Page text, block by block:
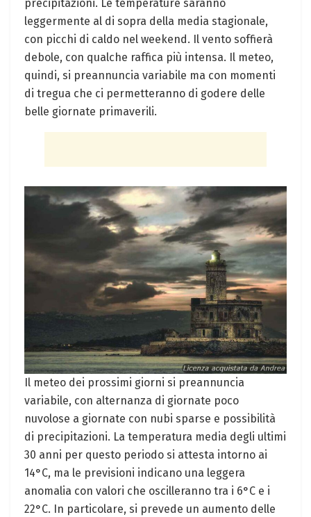
precipitazioni. Le temperature saranno
leggermente al di sopra della media stagionale,
con picchi di caldo nel weekend. Il vento soffierà
debole, con qualche raffica più intensa. Il meteo,
quindi, si preannuncia variabile ma con momenti
di tregua che ci permetteranno di godere delle
belle giornate primaverili.
Il meteo dei prossimi giorni si preannuncia
variabile, con alternanza di giornate poco
nuvolose a giornate con nubi sparse e possibilità
di precipitazioni. La temperatura media degli ultimi
30 anni per questo periodo si attesta intorno ai
14°C, ma le previsioni indicano una leggera
anomalia con valori che oscilleranno tra i 6°C e i
22°C. In particolare, si prevede un aumento delle